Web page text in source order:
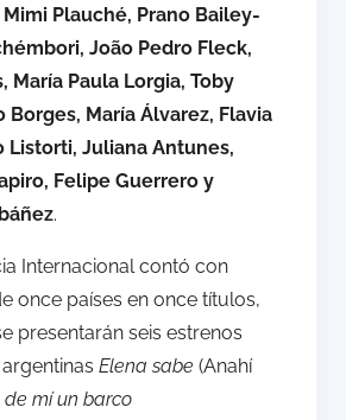
Plauché, Prano Bailey-
João Pedro Fleck,
María Paula Lorgia, Toby
Borges, María Álvarez, Flavia
Listorti, Juliana Antunes,
Felipe Guerrero y
.
Internacional contó con
once países en once títulos,
presentarán seis estrenos
Elena sabe (Anahí
de mí un barco